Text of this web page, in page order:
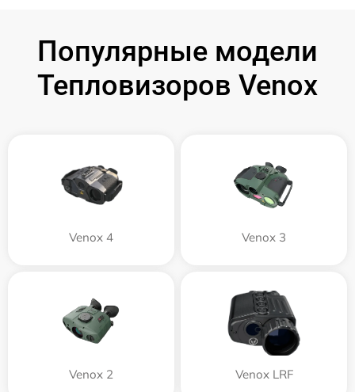
Популярные модели
Тепловизоров Venox
Venox 4 Venox 3
Venox 2 Venox LRF